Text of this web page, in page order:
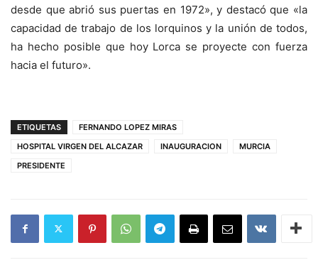
desde que abrió sus puertas en 1972», y destacó que «la
capacidad de trabajo de los lorquinos y la unión de todos,
ha hecho posible que hoy Lorca se proyecte con fuerza
hacia el futuro».
ETIQUETAS
FERNANDO LOPEZ MIRAS
HOSPITAL VIRGEN DEL ALCAZAR
INAUGURACION
MURCIA
PRESIDENTE